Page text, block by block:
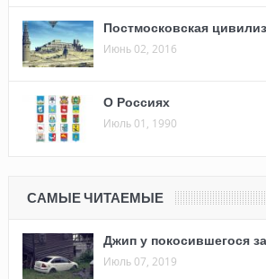
Постмосковская
Июнь 02, 2016
О Россиях
Июль 01, 1990
САМЫЕ ЧИТАЕМЫЕ
Джип у покосившегося
Июль 07, 2019